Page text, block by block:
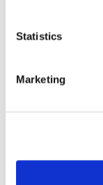
Statistics
Marketing